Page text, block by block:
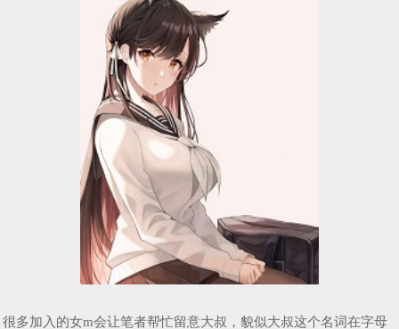
很多加入的女m会让笔者帮忙留意大叔，貌似大叔这个名词在字母